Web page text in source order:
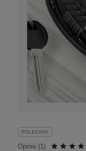
POLECANY
Opinie (1)